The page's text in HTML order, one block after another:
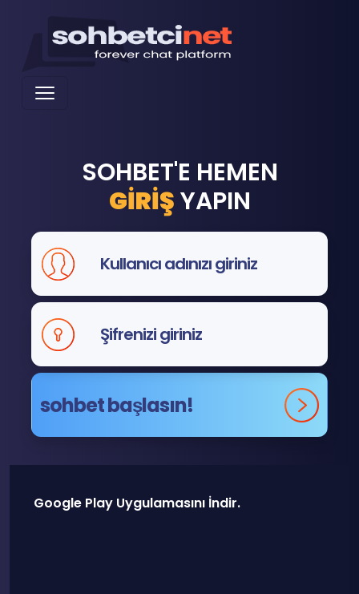
SOHBET'E HEMEN
GİRİŞYAPIN
sohbet başlasın!
Google Play Uygulamasını İndir.